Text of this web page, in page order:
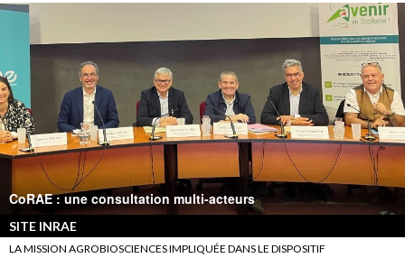
CoRAE : une consultation multi-acteurs
SITE INRAE
LA MISSION AGROBIOSCIENCES IMPLIQUÉE DANS LE DISPOSITIF